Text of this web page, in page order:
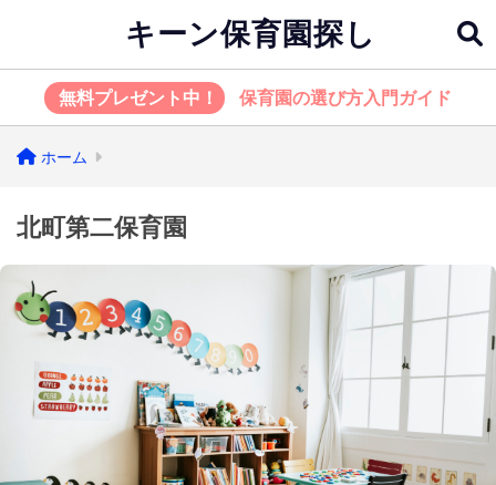
キーン保育園探し
無料プレゼント中！ 保育園の選び方入門ガイド
ホーム
北町第二保育園